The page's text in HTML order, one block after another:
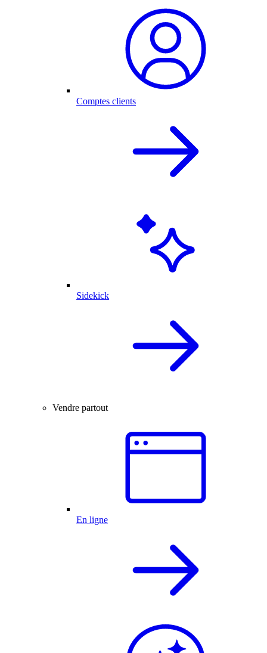
Comptes clients
Sidekick
Vendre partout
En ligne